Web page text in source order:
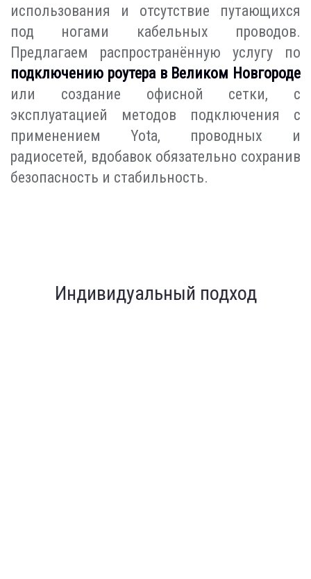
использования и отсутствие путающихся
под ногами кабельных проводов.
Предлагаем распространённую услугу по
подключению роутера в Великом Новгороде
или создание офисной сетки, с
эксплуатацией методов подключения с
применением Yota, проводных и
радиосетей, вдобавок обязательно сохранив
безопасность и стабильность.